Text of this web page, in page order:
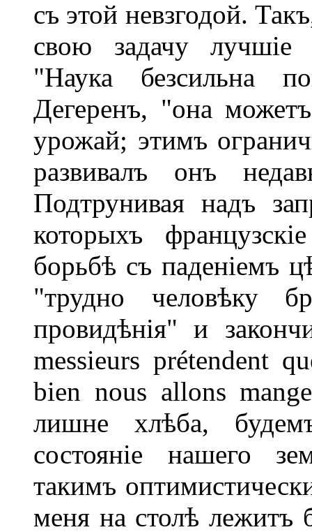
съ этой невзгодой.
свою задачу лучшіе
"Наука безсильна
Дегеренъ, "она
урожай; этимъ
развивалъ онъ
Подтрунивая надъ
которыхъ
борьбѣ съ паденіемъ
"трудно человѣку
провидѣнія" и
messieurs prétendent
bien nous allons
лишне хлѣба,
состояніе нашего
такимъ
меня на столѣ лежитъ